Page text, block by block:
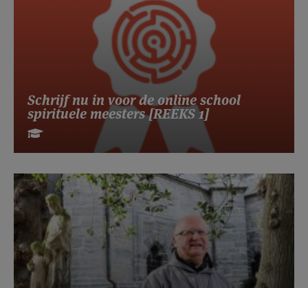
Schrijf nu in voor de online school
spirituele meesters [REEKS 1]